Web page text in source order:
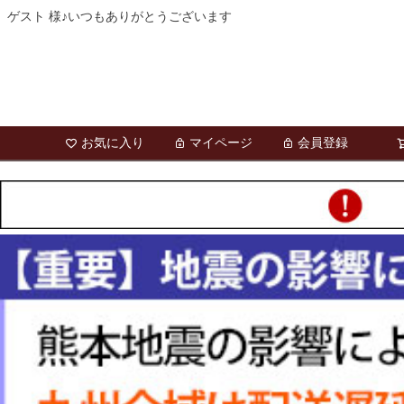
ゲスト 様♪いつもありがとうございます
お気に入り マイページ 会員登録